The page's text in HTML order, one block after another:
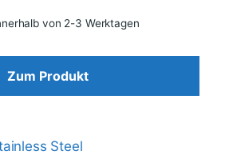
von 2-3 Werktagen
Zum Produkt